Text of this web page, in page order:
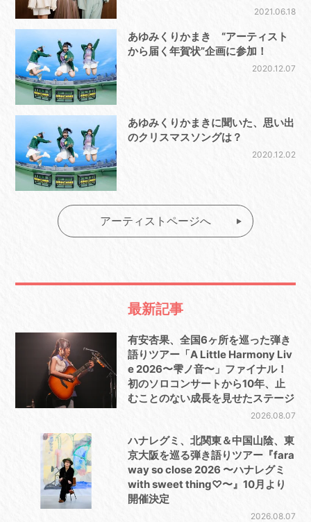
2021.06.18
あゆみくりかまき “アーティスト
から届く年賀状”企画に参加！
2020.12.07
あゆみくりかまきに聞いた、思い出
のクリスマスソングは？
2020.12.02
アーティストページへ
最新記事
有安杏果、全国6ヶ所を巡った弾き
語りツアー「A Little Harmony Liv
e 2026〜雫ノ音〜」ファイナル！
初のソロコンサートから10年、止
むことのない成長を見せたステージ
2026.08.07
ハナレグミ、北関東＆中国山陰、東
京大阪を巡る弾き語りツアー『fara
way so close 2026 〜ハナレグミ
with sweet thing♡〜』10月より
開催決定
2026.08.07